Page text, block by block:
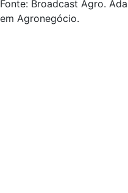
Fonte: Broadcast Agro.
em Agronegócio.